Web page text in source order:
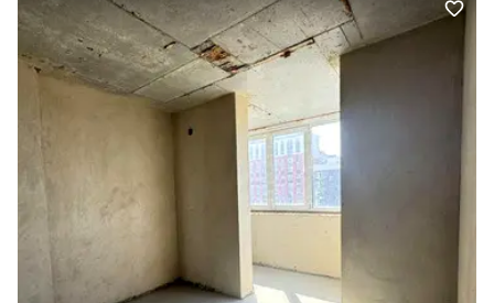
Телефонуйте — розповім про розстрочку, покажу приклади
ремонту та допоможу обрати квартиру напряму від забудовника.
Додатково: Тип будинку: Житловий фонд від 2021 р.. Планування:
Роздільна. Санвузол: Роздільний. Система опалення:
Індивідуальне газове. Ремонт: Після будівельників. Комфорт:
Відеоспостереження, Ліфт, Пожежна сигналізація, Панорамні
вікна, Паркувальне місце, Охорона території, Грузовий ліфт.
Комунікації: Асфальтована дорога, Центральна каналізація,
Електрика, Вивіз відходів, Газ, Центральний водопровід